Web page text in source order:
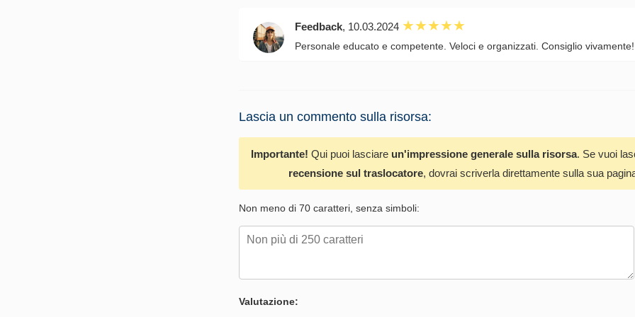
Feedback, 10.03.2024
Personale educato e competente. Veloci e organizzati. Consiglio vivamente!
Lascia un commento sulla risorsa:
Importante! Qui puoi lasciare un'impressione generale sulla risorsa. Se vuoi
recensione sul traslocatore, dovrai scriverla direttamente sulla sua
Non meno di 70 caratteri, senza simboli:
Valutazione: